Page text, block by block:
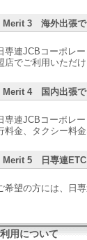
Merit 3 海外出張で
専連JCBコーポレ
店でご利用いただ
Merit 4 国内出張で
専連JCBコーポレ
料金、タクシー料
Merit 5 日専連ETC
希望の方には、日
用について